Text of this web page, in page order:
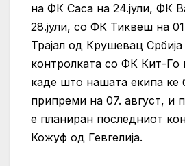
на ФК Саса на 24.јули, ФК
28.јули, со ФК Тиквеш на
Трајал од Крушевац
контролката со ФК Кит-Го
каде што нашата екипа ке
припреми на 07. август, и
е планиран последниот
Кожуф од Гевгелија.